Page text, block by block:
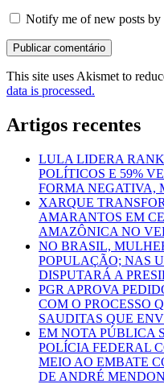
Notify me of new posts by
This site uses Akismet to
data is processed.
Artigos recentes
LULA LIDERA
POLÍTICOS E 59%
FORMA NEGATIVA,
XARQUE
AMARANTOS EM
AMAZÔNICA NO
NO BRASIL,
POPULAÇÃO; NAS
DISPUTARÁ A
PGR APROVA
COM O PROCESSO
SAUDITAS QUE
EM NOTA PÚBLICA
POLÍCIA FEDERAL
MEIO AO EMBATE
DE ANDRÉ